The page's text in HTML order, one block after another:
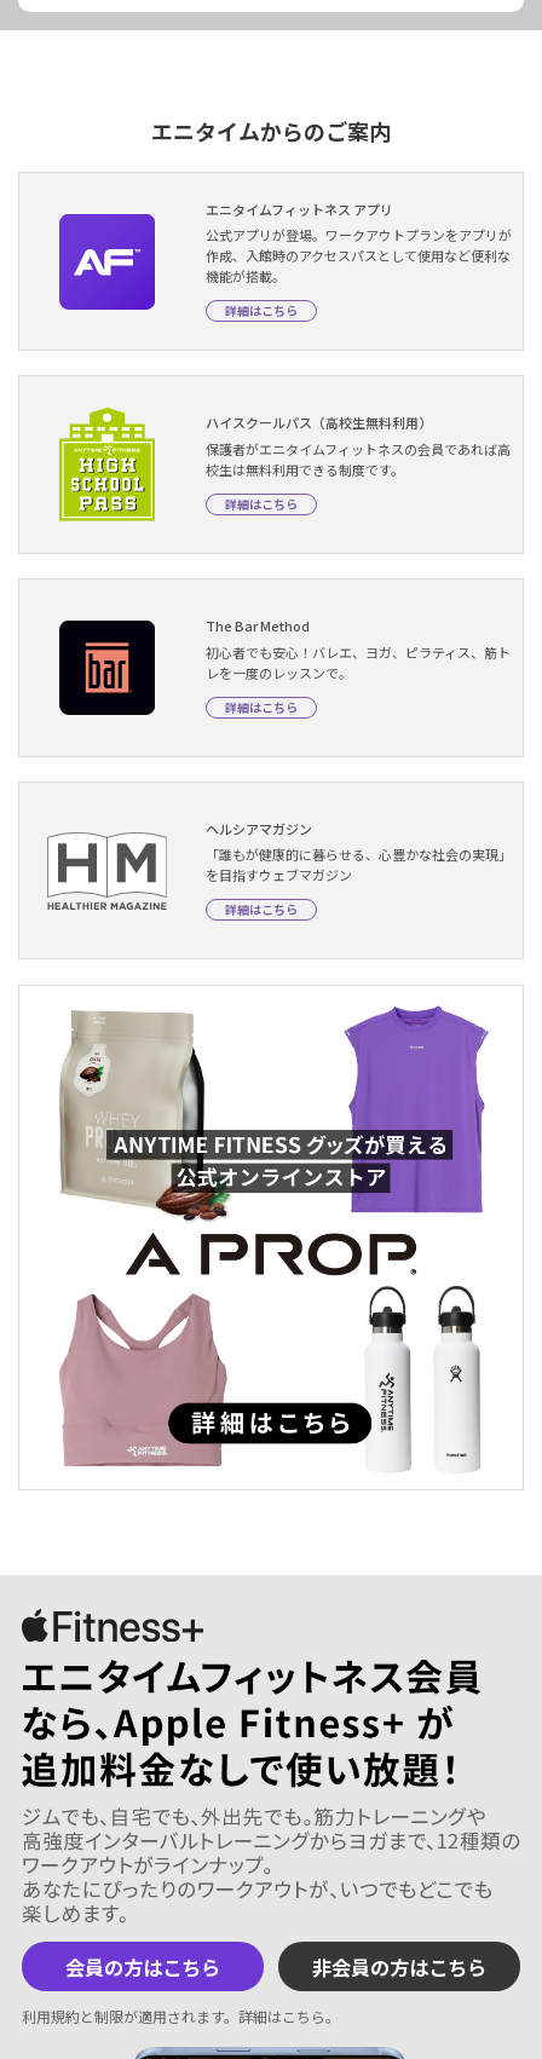
エニタイムからのご案内
エニタイムフィットネス アプリ
公式アプリが登場。ワークアウトプランをアプリが
作成、入館時のアクセスパスとして使用など便利な
機能が搭載。
詳細はこちら
ハイスクールパス（高校生無料利用）
保護者がエニタイムフィットネスの会員であれば高
校生は無料利用できる制度です。
詳細はこちら
The Bar Method
初心者でも安心！バレエ、ヨガ、ピラティス、筋ト
レを一度のレッスンで。
詳細はこちら
ヘルシアマガジン
「誰もが健康的に暮らせる、心豊かな社会の実現」
を目指すウェブマガジン
詳細はこちら
会員の方はこちら 非会員の方はこちら
利用規約と制限が適用されます。 詳細はこちら。